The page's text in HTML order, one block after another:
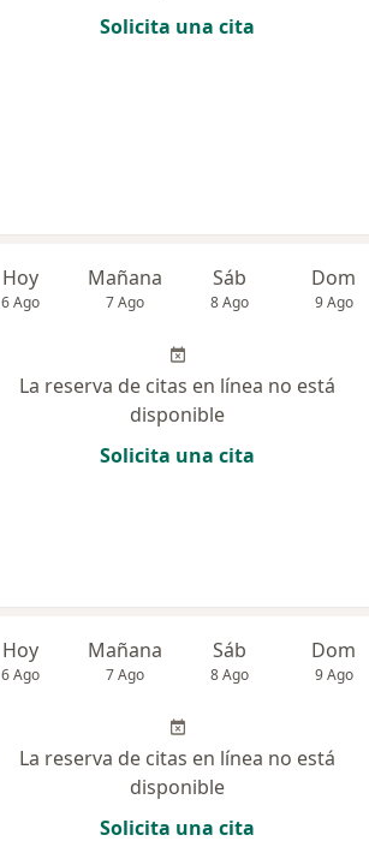
Solicita una cita
Hoy
6 Ago
Mañana
7 Ago
Sáb
8 Ago
Dom
9 Ago
La reserva de citas en línea no está
disponible
Solicita una cita
Hoy
6 Ago
Mañana
7 Ago
Sáb
8 Ago
Dom
9 Ago
La reserva de citas en línea no está
disponible
Solicita una cita